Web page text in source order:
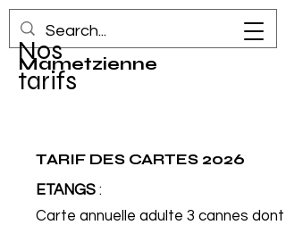
La Truite
Mametzienne
Nos
tarifs
TARIF DES CARTES 2026
ETANGS :
Carte annuelle adulte 3 cannes dont